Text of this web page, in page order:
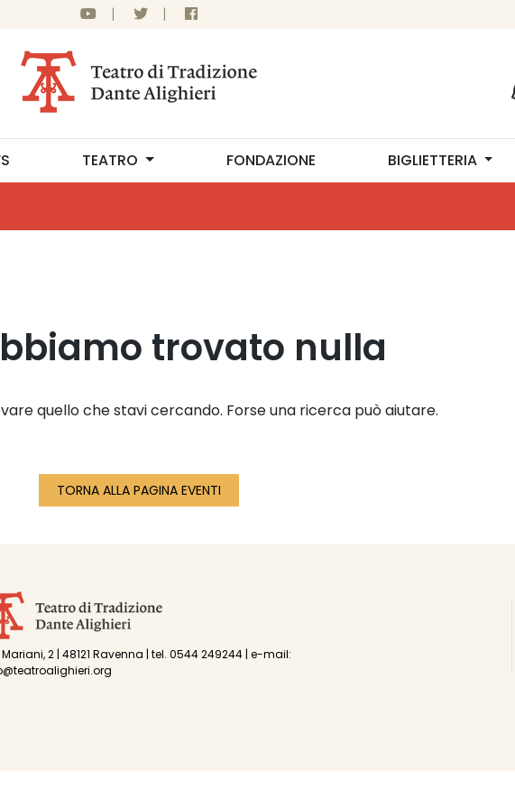
| |
TEATRO FONDAZIONE BIGLIETTERIA
trovato nulla
quello che stavi cercando. Forse una ricerca può aiutare.
TORNA ALLA PAGINA EVENTI
2 | 48121 Ravenna | tel. 0544 249244 | e-mail: